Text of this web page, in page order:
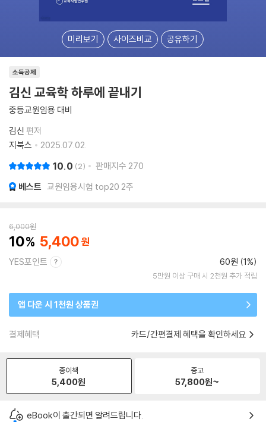
미리보기 사이즈비교 공유하기
소득공제
김신 교육학 하루에 끝내기
중등교원임용 대비
김신 편저
지북스
2025.07.02.
10.0 2 판매지수 270
베스트 교원임용시험 top20 2주
6,000원
10 5,400
YES포인트 60원 (1%)
5만원 이상 구매 시 2천원 추가 적립
앱 다운 시 1천원 상품권
결제혜택 카드/간편결제 혜택을 확인하세요
종이책
5,400원
중고
57,800원~
eBook이 출간되면 알려드립니다.